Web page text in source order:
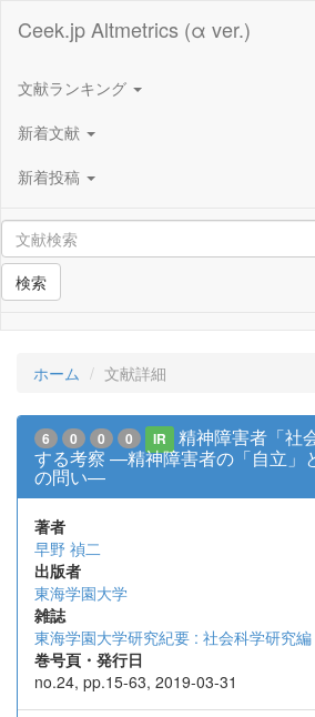
Ceek.jp Altmetrics (α ver.)
文献ランキング
新着文献
新着投稿
検索
ホーム 文献詳細
6 0 0 0 IR
精神障害者「社
する考察 ―精神障害者の「自立」
の問い―
著者
早野 禎二
出版者
東海学園大学
雑誌
東海学園大学研究紀要 : 社会科学研究編
巻号頁・発行日
no.24, pp.15-63, 2019-03-31